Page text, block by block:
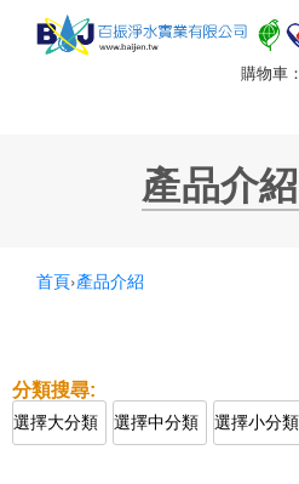
購物車：
產品介紹
首頁›產品介紹